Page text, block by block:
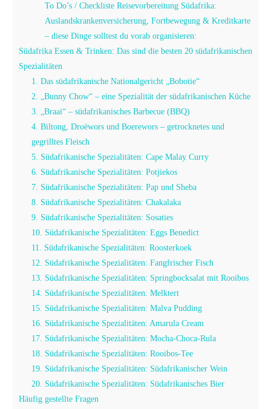
To Do’s / Checkliste Reisevorbereitung Südafrika:
Auslandskrankenversicherung, Fortbewegung & Kreditkarte
– diese Dinge solltest du vorab organisieren:
Südafrika Essen & Trinken: Das sind die besten 20 südafrikanischen
Spezialitäten
1. Das südafrikanische Nationalgericht „Bobotie“
2. „Bunny Chow“ – eine Spezialität der südafrikanischen Küche
3. „Braai“ – südafrikanisches Barbecue (BBQ)
4. Biltong, Droëwors und Boerewors – getrocknetes und
gegrilltes Fleisch
5. Südafrikanische Spezialitäten: Cape Malay Curry
6. Südafrikanische Spezialitäten: Potjiekos
7. Südafrikanische Spezialitäten: Pap und Sheba
8. Südafrikanische Spezialitäten: Chakalaka
9. Südafrikanische Spezialitäten: Sosaties
10. Südafrikanische Spezialitäten: Eggs Benedict
11. Südafrikanische Spezialitäten: Roosterkoek
12. Südafrikanische Spezialitäten: Fangfrischer Fisch
13. Südafrikanische Spezialitäten: Springbocksalat mit Rooibos
14. Südafrikanische Spezialitäten: Melktert
15. Südafrikanische Spezialitäten: Malva Pudding
16. Südafrikanische Spezialitäten: Amarula Cream
17. Südafrikanische Spezialitäten: Mocha-Choca-Rula
18. Südafrikanische Spezialitäten: Rooibos-Tee
19. Südafrikanische Spezialitäten: Südafrikanischer Wein
20. Südafrikanische Spezialitäten: Südafrikanisches Bier
Häufig gestellte Fragen